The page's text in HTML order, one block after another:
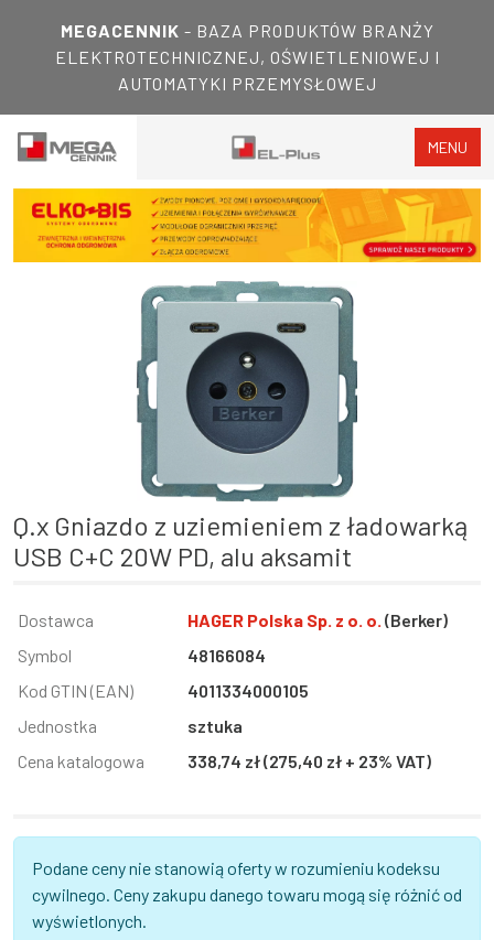
MEGACENNIK - BAZA PRODUKTÓW BRANŻY
ELEKTROTECHNICZNEJ, OŚWIETLENIOWEJ I
AUTOMATYKI PRZEMYSŁOWEJ
MENU
Q.x Gniazdo z uziemieniem z ładowarką
USB C+C 20W PD, alu aksamit
Informacja
Wartość
Dostawca HAGER Polska Sp. z o. o. (Berker)
Symbol
48166084
Kod GTIN (EAN)
4011334000105
Jednostka
sztuka
Cena katalogowa
338,74 zł (275,40 zł + 23% VAT)
Podane ceny nie stanowią oferty w rozumieniu kodeksu
cywilnego. Ceny zakupu danego towaru mogą się różnić od
wyświetlonych.